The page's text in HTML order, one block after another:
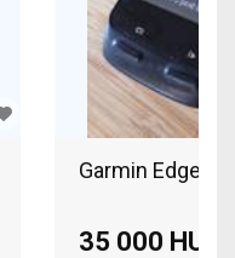
Garmin 1000 Egde Bundle
Garmin Edge
35 000 HUF